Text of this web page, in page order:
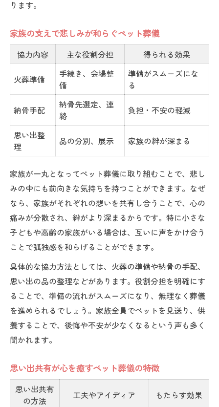
思い出を語る時間がペット葬儀で生まれる瞬間
ペット葬儀で思い出を共有する流れ一覧
思い出話が心を癒すペット葬儀の魅力
ペット葬儀中に語り合うことで得られる効
思い出を語るペット葬儀の進め方と工夫
ペット葬儀で思い出を残すアイデア特集
ペット葬儀を通じて心の整理を助ける方法
心の整理を促すペット葬儀のステップ比較
ペット葬儀で実践できる心のケア方法
心の整理が進むペット葬儀協力のコツ
ペット葬儀で役立つ心のサポート術まとめ
ペット葬儀を通じて前向きな気持ちに
ります。
家族の支えで悲しみが和らぐペット葬儀
協力内容 主な役割分担 得られる効果
火葬準備
手続き、会場整
備
準備がスムーズにな
る
納骨手配
納骨先選定、連
絡
負担・不安の軽減
思い出整
理
品の分別、展示 家族の絆が深まる
家族が一丸となってペット葬儀に取り組むことで、悲し
みの中にも前向きな気持ちを持つことができます。なぜ
なら、家族がそれぞれの想いを共有し合うことで、心の
痛みが分散され、絆がより深まるからです。特に小さな
子どもや高齢の家族がいる場合は、互いに声をかけ合う
ことで孤独感を和らげることができます。
具体的な協力方法としては、火葬の準備や納骨の手配、
思い出の品の整理などがあります。役割分担を明確にす
ることで、準備の流れがスムーズになり、無理なく葬儀
を進められるでしょう。家族全員でペットを見送り、供
養することで、後悔や不安が少なくなるという声も多く
聞かれます。
思い出共有が心を癒すペット葬儀の特徴
思い出共有
の方法
工夫やアイディア もたらす効果